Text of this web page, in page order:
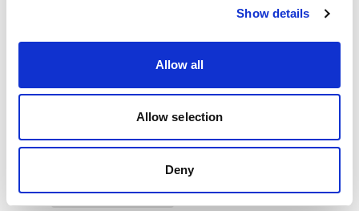
Show details
Allow all
Allow selection
Deny
Monteringsanvisning
MA1008 Festeplate
Monteringsanvisning